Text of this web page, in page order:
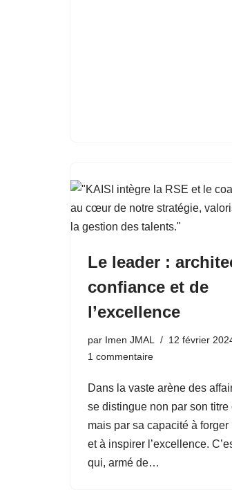
Le leader :
confiance et de
l’excellence
par Imen JMAL
12 février
1 commentaire
Dans la vaste arène des
se distingue non par son titre
mais par sa capacité à
et à inspirer l’excellence.
qui, armé de…